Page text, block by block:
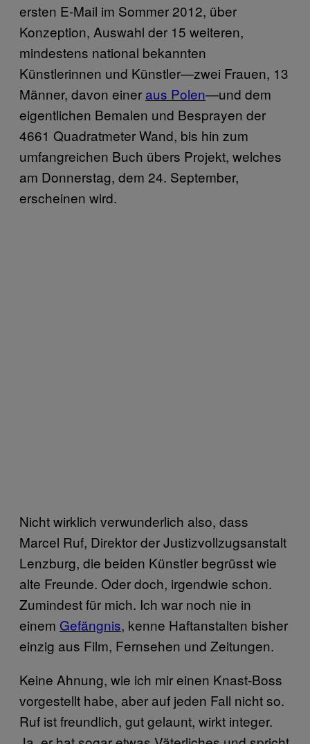
ersten E-Mail im Sommer 2012, über
Konzeption, Auswahl der 15 weiteren,
mindestens national bekannten
Künstlerinnen und Künstler—zwei Frauen, 13
Männer, davon einer aus Polen—und dem
eigentlichen Bemalen und Besprayen der
4661 Quadratmeter Wand, bis hin zum
umfangreichen Buch übers Projekt, welches
am Donnerstag, dem 24. September,
erscheinen wird.
Nicht wirklich verwunderlich also, dass
Marcel Ruf, Direktor der Justizvollzugsanstalt
Lenzburg, die beiden Künstler begrüsst wie
alte Freunde. Oder doch, irgendwie schon.
Zumindest für mich. Ich war noch nie in
einem Gefängnis, kenne Haftanstalten bisher
einzig aus Film, Fernsehen und Zeitungen.
Keine Ahnung, wie ich mir einen Knast-Boss
vorgestellt habe, aber auf jeden Fall nicht so.
Ruf ist freundlich, gut gelaunt, wirkt integer.